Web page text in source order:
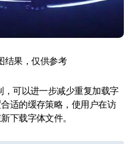
结果，仅供参考
，可以进一步减少重复加载字
适的缓存策略，使用户在访
下载字体文件。